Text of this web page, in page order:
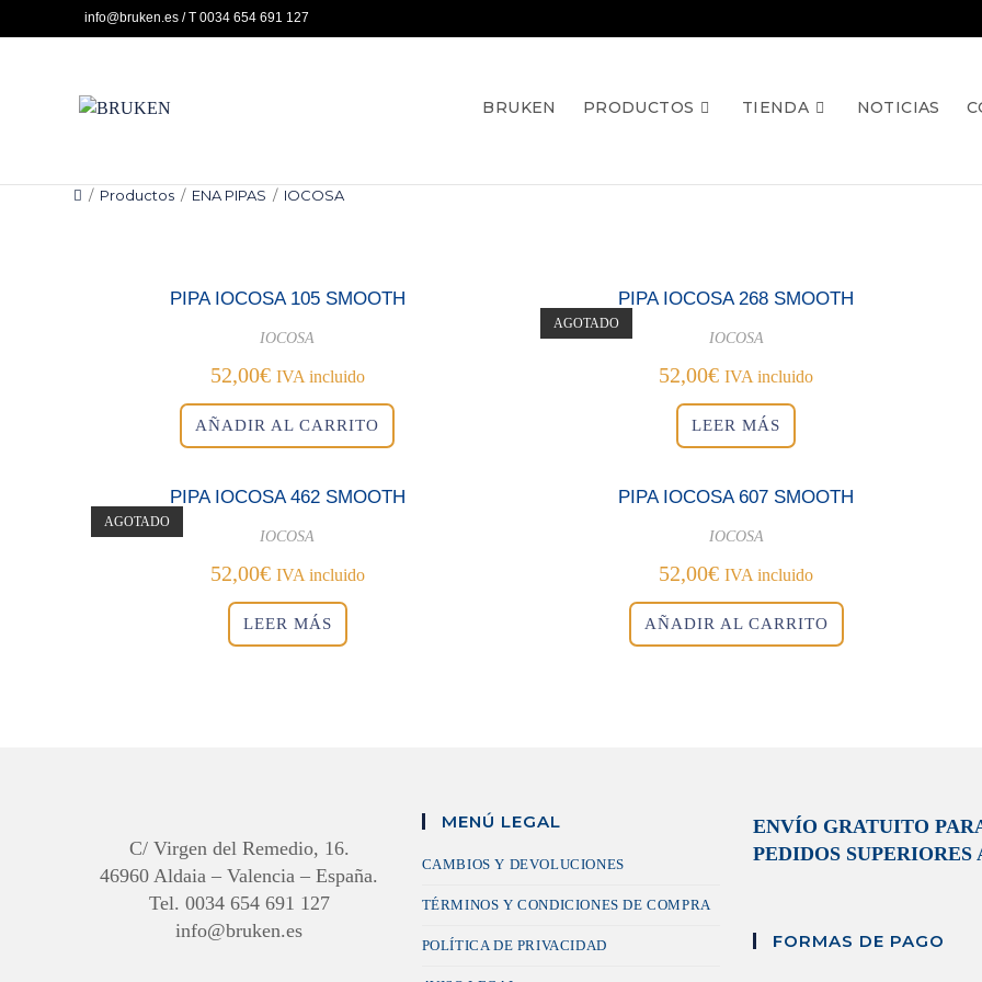
al
info@bruken.es / T 0034 654 691 127
BRUKEN PRODUCTOS TIENDA NOTICIAS
/ Productos / ENA PIPAS / IOCOSA
PIPA IOCOSA 105 SMOOTH
IOCOSA
52,00€ IVA incluido
AÑADIR AL CARRITO
AGOTADO
PIPA IOCOSA 268 SMOOTH
IOCOSA
52,00€ IVA incluido
LEER MÁS
AGOTADO
PIPA IOCOSA 462 SMOOTH
IOCOSA
52,00€ IVA incluido
LEER MÁS
PIPA IOCOSA 607 SMOOTH
IOCOSA
52,00€ IVA incluido
AÑADIR AL CARRITO
C/ Virgen del Remedio, 16.
46960 Aldaia – Valencia – España.
Tel. 0034 654 691 127
info@bruken.es
MENÚ LEGAL
CAMBIOS Y DEVOLUCIONES
TÉRMINOS Y CONDICIONES DE COMPRA
POLÍTICA DE PRIVACIDAD
ENVÍO GRATUITO
PEDIDOS SUPERIORES
FORMAS DE PAGO